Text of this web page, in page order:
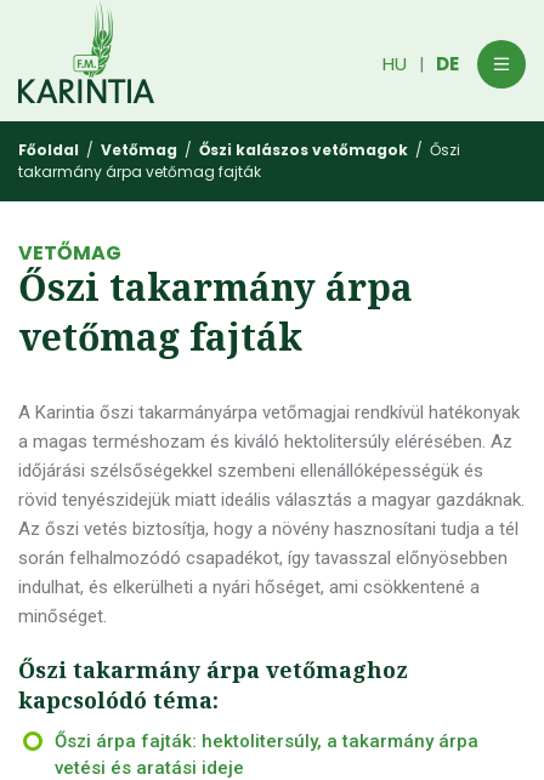
HU | DE
Főoldal / Vetőmag / Őszi kalászos vetőmagok / Őszi
takarmány árpa vetőmag fajták
VETŐMAG
Őszi takarmány árpa
vetőmag fajták
A Karintia őszi takarmányárpa vetőmagjai rendkívül hatékonyak
a magas terméshozam és kiváló hektolitersúly elérésében. Az
időjárási szélsőségekkel szembeni ellenállóképességük és
rövid tenyészidejük miatt ideális választás a magyar gazdáknak.
Az őszi vetés biztosítja, hogy a növény hasznosítani tudja a tél
során felhalmozódó csapadékot, így tavasszal előnyösebben
indulhat, és elkerülheti a nyári hőséget, ami csökkentené a
minőséget.
Őszi takarmány árpa vetőmaghoz
kapcsolódó téma:
Őszi árpa fajták: hektolitersúly, a takarmány árpa
vetési és aratási ideje